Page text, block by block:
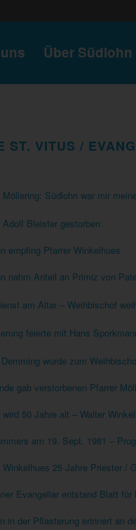
Über Südlohn
ST. VITUS /
Möllering: Südlohn war mir
Adolf Bleister gestorben
empfing Pfarrer Winkelhues
nahm Anteil an Primiz von
am Altar – Weihbischof
feierte mit Hans
wurde zum
gab verstorbenen Pfarrer
wird 50 Jahre alt – Walter
am 19. Sept. 1981 –
Winkelhues 25 Jahre Priester /
Evangeliar entstand Blatt für
in der Pflasterung erinnert an